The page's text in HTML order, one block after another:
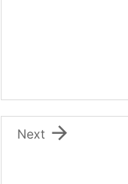

Next